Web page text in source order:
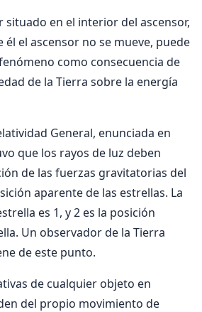
situado en el interior del ascensor,
el ascensor no se mueve, puede
como consecuencia de
de la Tierra sobre la energía
General, enunciada en
que los rayos de luz deben
de las fuerzas gravitatorias del
aparente de las estrellas. La
es 1, y 2 es la posición
Un observador de la Tierra
de este punto.
de cualquier objeto en
del propio movimiento de